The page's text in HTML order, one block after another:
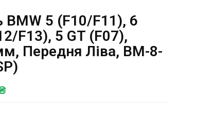
BMW 5 (F10/F11), 6
F13), 5 GT (F07),
Передня Ліва, BM-8-